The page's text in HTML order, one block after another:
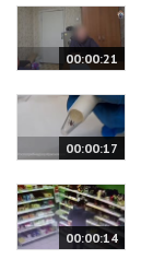
00:00:21
00:00:17
00:00:14